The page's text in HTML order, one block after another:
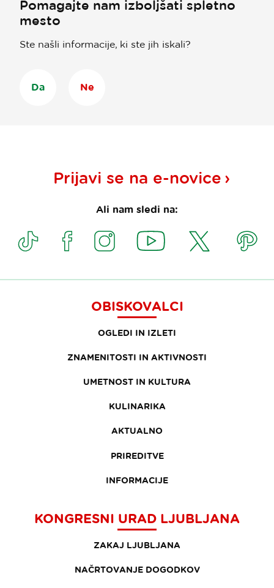
Pomagajte nam izboljšati spletno
mesto
Ste našli informacije, ki ste jih iskali?
Da Ne
Prijavi se na e-novice
Ali nam sledi na:
OBISKOVALCI
OGLEDI IN IZLETI
ZNAMENITOSTI IN AKTIVNOSTI
UMETNOST IN KULTURA
KULINARIKA
AKTUALNO
PRIREDITVE
INFORMACIJE
KONGRESNI URAD LJUBLJANA
ZAKAJ LJUBLJANA
NAČRTOVANJE DOGODKOV